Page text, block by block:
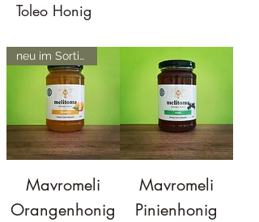
Toleo Honig
neu im Sortiment
Mavromeli
Orangenhonig
Mavromeli
Pinienhonig